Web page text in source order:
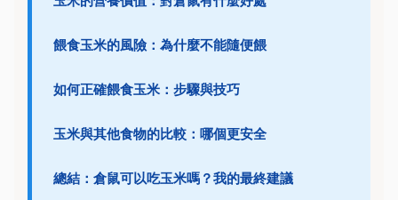
餵食玉米的風險：為什麼不能隨便餵
如何正確餵食玉米：步驟與技巧
玉米與其他食物的比較：哪個更安全
總結：倉鼠可以吃玉米嗎？我的最終建議